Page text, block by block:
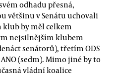
odhadu přesná,
většinu v Senátu uchovali
by měl celkem
nejsilnějším klubem
senátorů), třetím ODS
(sedm). Mimo jiné by to
vládní koalice